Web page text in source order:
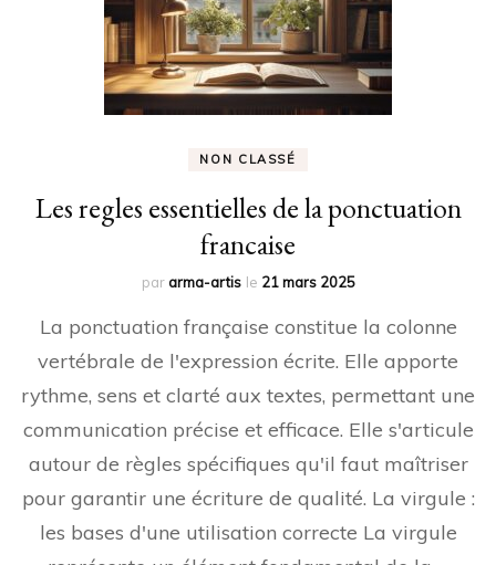
NON CLASSÉ
Les regles essentielles de la ponctuation
francaise
pararma-artis le 21 mars 2025
La ponctuation française constitue la colonne
vertébrale de l'expression écrite. Elle apporte
rythme, sens et clarté aux textes, permettant une
communication précise et efficace. Elle s'articule
autour de règles spécifiques qu'il faut maîtriser
pour garantir une écriture de qualité. La virgule :
les bases d'une utilisation correcte La virgule